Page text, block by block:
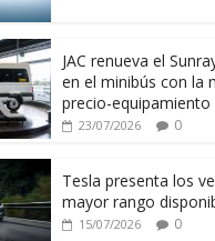
JAC renueva el
en el minibús con la
precio-equipamiento
23/07/2026 0
Tesla presenta los
mayor rango
15/07/2026 0